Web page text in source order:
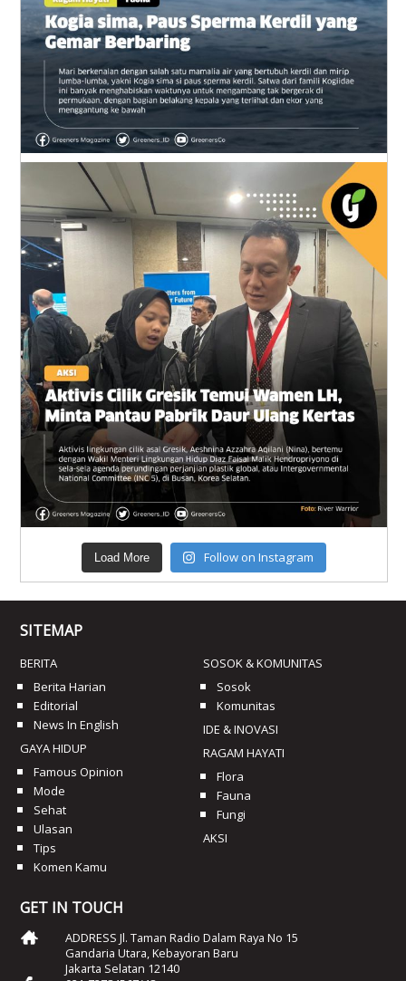
Load More Follow on Instagram
SITEMAP
BERITA
Berita Harian
Editorial
News In English
GAYA HIDUP
Famous Opinion
Mode
Sehat
Ulasan
Tips
Komen Kamu
SOSOK & KOMUNITAS
Sosok
Komunitas
IDE & INOVASI
RAGAM HAYATI
Flora
Fauna
Fungi
AKSI
GET IN TOUCH
ADDRESS Jl. Taman Radio Dalam Raya No 15
Gandaria Utara, Kebayoran Baru
Jakarta Selatan 12140